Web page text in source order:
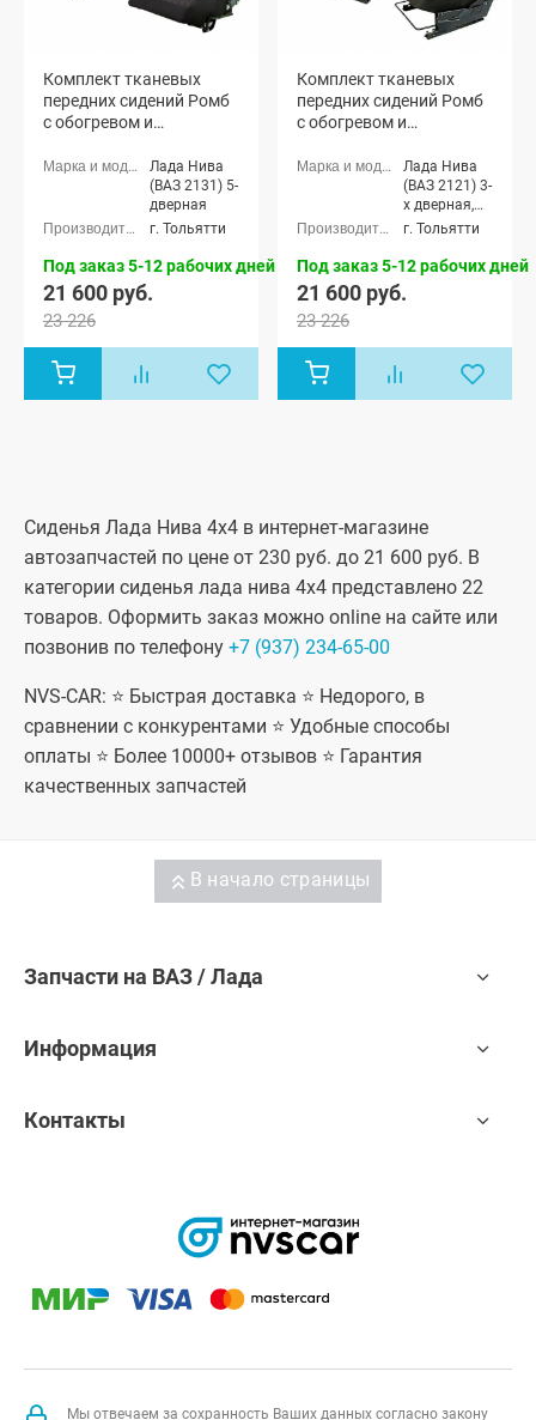
Комплект тканевых
передних сидений Ромб
с обогревом и
4х4 5-двернаяЛада Нива
(ВАЗ 2131) 5-
дверная
г. Тольятти
Под заказ 5-12 рабочих дней
21 600 руб.
23 226
Комплект тканевых
передних сидений Ромб
с обогревом и
4х4 3-двернаяЛада Нива
(ВАЗ 2121) 3-
х дверная,
Лада Нива
21213-214)
г. Тольятти
Под заказ 5-12 рабочих дней
21 600 руб.
23 226
Сиденья Лада Нива 4x4 в интернет-магазине
автозапчастей по цене от 230 руб. до 21 600 руб. В
категории сиденья лада нива 4x4 представлено 22
товаров. Оформить заказ можно online на сайте или
позвонив по телефону +7 (937) 234-65-00
NVS-CAR: ⭐ Быстрая доставка ⭐ Недорого, в
сравнении с конкурентами ⭐ Удобные способы
оплаты ⭐ Более 10000+ отзывов ⭐ Гарантия
качественных запчастей
В начало страницы
Запчасти на ВАЗ / Лада
Информация
Контакты
Мы отвечаем за сохранность Ваших данных согласно закону